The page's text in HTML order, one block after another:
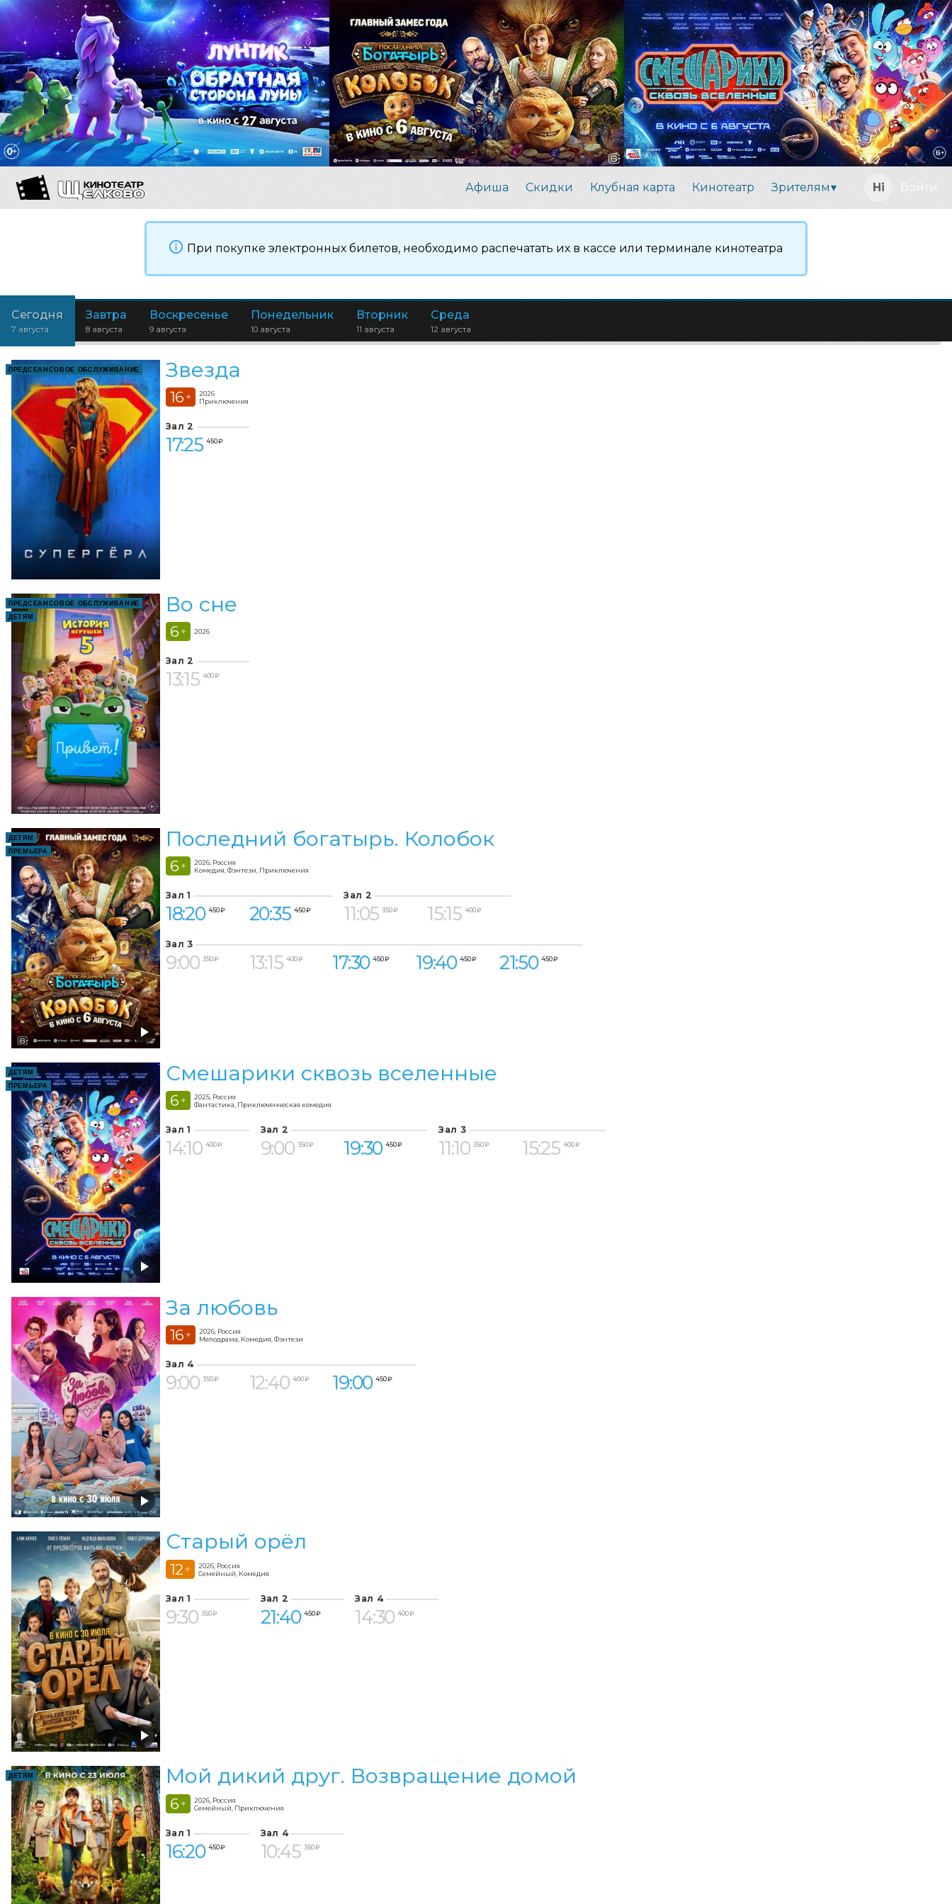
Афиша Скидки Клубная карта Кинотеатр Зрителям Войти
При покупке электронных билетов, необходимо распечатать их в кассе или терминале кинотеатра
Сегодня
7 августа
Завтра
8 августа
Воскресенье
9 августа
Понедельник
10 августа
Вторник
11 августа
Среда
12 августа
ПРЕДСЕАНСОВОЕ ОБСЛУЖИВАНИЕ Звезда
16 +
2026
Приключения
Зал 2
17:25 450 ₽
ПРЕДСЕАНСОВОЕ ОБСЛУЖИВАНИЕ
ДЕТЯМ
Во сне
6 + 2026
Зал 2
13:15 400 ₽
ДЕТЯМ
ПРЕМЬЕРА
Последний богатырь. Колобок
6 +
2026, Россия
Комедия, Фэнтези, Приключения
Зал 1
18:20 450 ₽ 20:35 450 ₽
Зал 2
11:05 350 ₽ 15:15 400 ₽
Зал 3
9:00 350 ₽ 13:15 400 ₽ 17:30 450 ₽ 19:40 450 ₽ 21:50 450 ₽
ДЕТЯМ
ПРЕМЬЕРА
Смешарики сквозь вселенные
6 +
2025, Россия
Фантастика, Приключенческая комедия
Зал 1
14:10 400 ₽
Зал 2
9:00 350 ₽ 19:30 450 ₽
Зал 3
11:10 350 ₽ 15:25 400 ₽
За любовь
16 +
2026, Россия
Мелодрама, Комедия, Фэнтези
Зал 4
9:00 350 ₽ 12:40 400 ₽ 19:00 450 ₽
Старый орёл
12 +
2026, Россия
Семейный, Комедия
Зал 1
9:30 350 ₽
Зал 2
21:40 450 ₽
Зал 4
14:30 400 ₽
ДЕТЯМ Мой дикий друг. Возвращение домой
6 +
2026, Россия
Семейный, Приключения
Зал 1
16:20 450 ₽
Зал 4
10:45 350 ₽